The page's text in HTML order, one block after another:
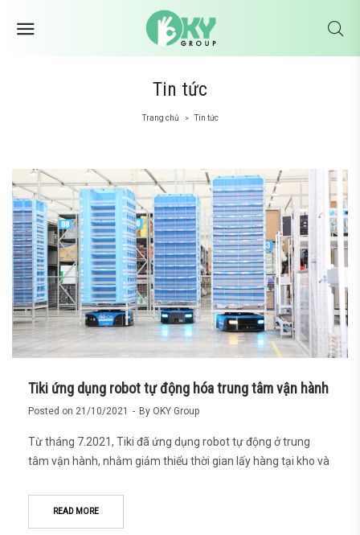
Tin tức
Trang chủ > Tin tức
Tiki ứng dụng robot tự động hóa trung tâm vận hành
Posted on 21/10/2021 By OKY Group
Từ tháng 7.2021, Tiki đã ứng dụng robot tự động ở trung
tâm vận hành, nhằm giảm thiểu thời gian lấy hàng tại kho và
READ MORE